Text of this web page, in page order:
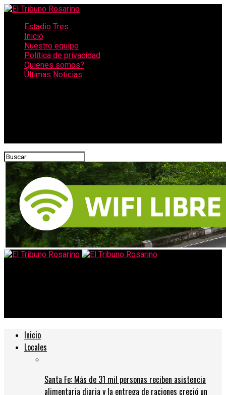
Estadio Tres
Inicio
Nuestro equipo
Política de privacidad
Quienes somos?
Últimas Noticias
Inicio
Locales
Santa Fe: Más de 31 mil personas reciben asistencia
alimentaria diaria y la entrega de raciones creció un